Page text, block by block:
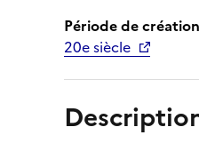
Période de création
20e siècle